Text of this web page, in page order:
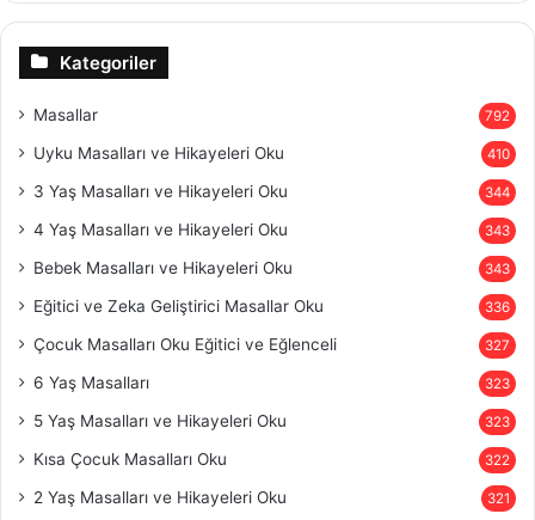
Kategoriler
Masallar 792
Uyku Masalları ve Hikayeleri Oku 410
3 Yaş Masalları ve Hikayeleri Oku 344
4 Yaş Masalları ve Hikayeleri Oku 343
Bebek Masalları ve Hikayeleri Oku 343
Eğitici ve Zeka Geliştirici Masallar Oku 336
Çocuk Masalları Oku Eğitici ve Eğlenceli 327
6 Yaş Masalları 323
5 Yaş Masalları ve Hikayeleri Oku 323
Kısa Çocuk Masalları Oku 322
2 Yaş Masalları ve Hikayeleri Oku 321